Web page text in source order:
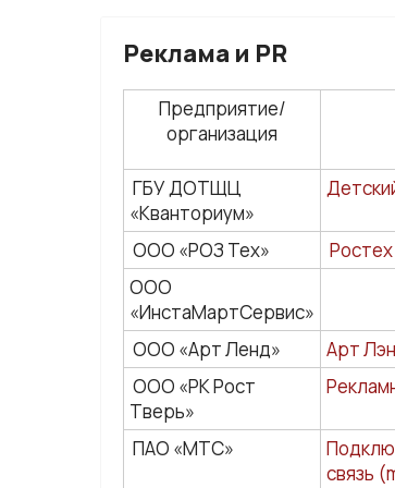
Реклама и PR
Предприятие/
организация
ГБУ ДОТЩЦ
«Кванториум»
ООО «РОЗ Тех»
ООО
«ИнстаМартСервис»
ООО «Арт Ленд» Арт
ООО «РК Рост
Тверь»
ПАО «МТС»
связь